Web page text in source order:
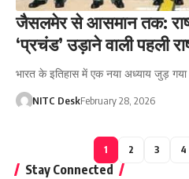
जैसलमेर से आसमान तक:
‘प्रचंड’ उड़ाने वाली पहली
भारत के इतिहास में एक नया अध्याय जुड़ गया
NITC DeskFebruary 28, 2026
1 2 3 4
Stay Connected